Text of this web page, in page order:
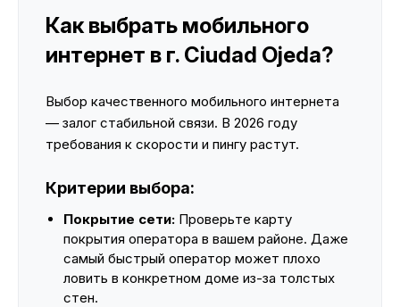
Как выбрать мобильного
интернет в г. Ciudad Ojeda?
Выбор качественного мобильного интернета
— залог стабильной связи. В 2026 году
требования к скорости и пингу растут.
Критерии выбора:
Покрытие сети: Проверьте карту
покрытия оператора в вашем районе. Даже
самый быстрый оператор может плохо
ловить в конкретном доме из-за толстых
стен.